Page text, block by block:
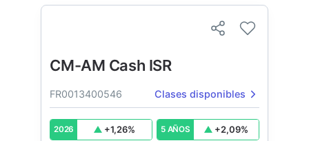
CM-AM Cash ISR
FR0013400546 Clases disponibles
2026 +1,26% 5 AÑOS +2,09%